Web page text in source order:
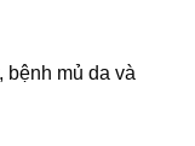
bệnh mủ da và